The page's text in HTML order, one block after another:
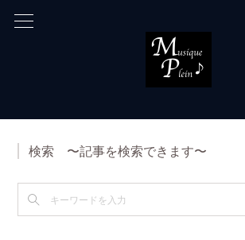
検索 〜記事を検索できます〜